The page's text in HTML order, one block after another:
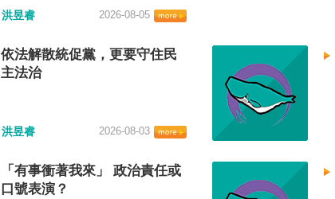
洪昱睿 2026-08-05
依法解散統促黨，更要守住民
主法治
洪昱睿 2026-08-03
「有事衝著我來」 政治責任或
口號表演？